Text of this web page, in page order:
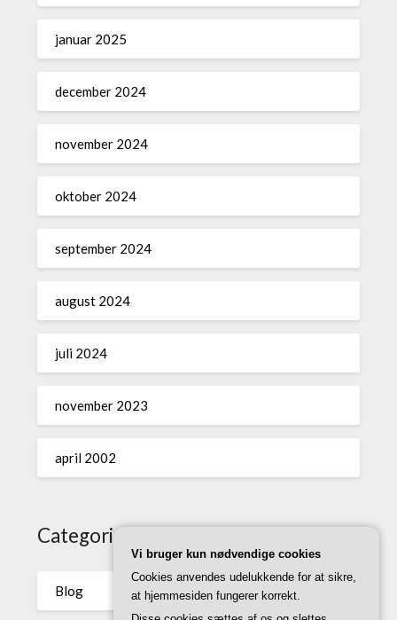
januar 2025
december 2024
november 2024
oktober 2024
september 2024
august 2024
juli 2024
november 2023
april 2002
Categories
Blog
Vi bruger kun nødvendige cookies
Cookies anvendes udelukkende for at sikre,
at hjemmesiden fungerer korrekt.